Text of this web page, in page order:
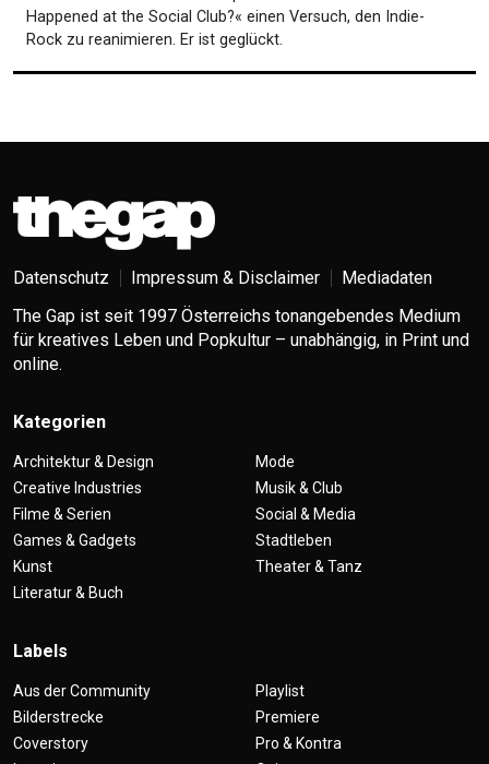
Happened at the Social Club?« einen Versuch, den Indie-
Rock zu reanimieren. Er ist geglückt.
Datenschutz Impressum & Disclaimer
Mediadaten
The Gap ist seit 1997 Österreichs tonangebendes Medium
für kreatives Leben und Popkultur – unabhängig, in Print und
online.
Kategorien
Architektur & Design
Creative Industries
Filme & Serien
Games & Gadgets
Kunst
Literatur & Buch
Mode
Musik & Club
Social & Media
Stadtleben
Theater & Tanz
Labels
Aus der Community
Bilderstrecke
Coverstory
Playlist
Premiere
Pro & Kontra